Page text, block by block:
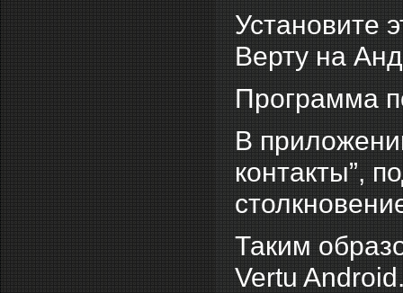
Установите
Верту на
Программа
В
контакты”,
Таким
Vertu